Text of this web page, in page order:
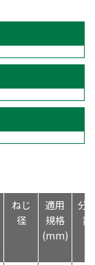
ねじ
径
適用
規格
(mm)
分
数